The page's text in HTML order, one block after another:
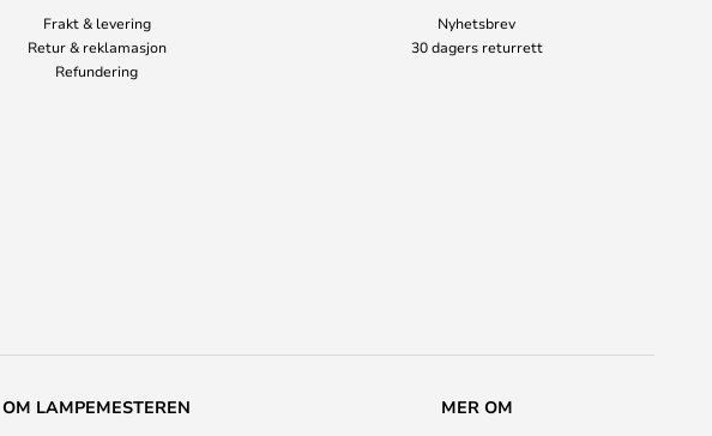
Frakt & levering
Retur & reklamasjon
Refundering
Nyhetsbrev
30 dagers returrett
OM LAMPEMESTEREN MER OM